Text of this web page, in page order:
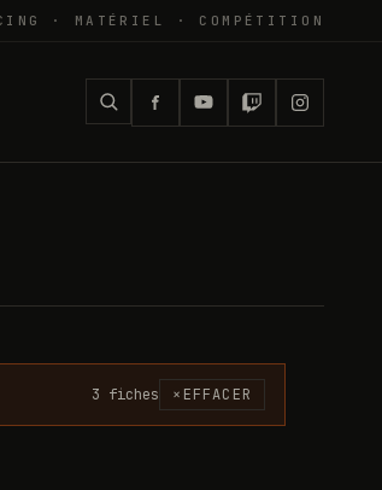
· MATÉRIEL · COMPÉTITION
3 fiches × EFFACER